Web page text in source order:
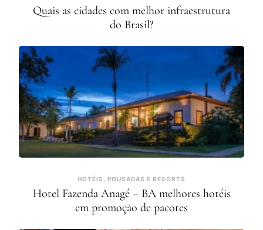
Quais as cidades com melhor infraestrutura
do Brasil?
HOTÉIS, POUSADAS E RESORTS
Hotel Fazenda Anagé – BA melhores hotéis
em promoção de pacotes